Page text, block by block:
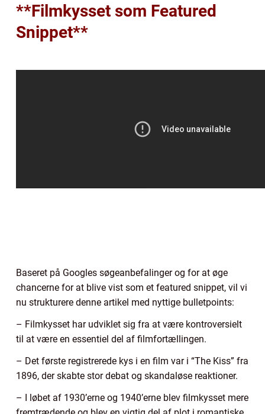
**Filmkysset som Featured
Snippet**
Baseret på Googles søgeanbefalinger og for at øge
chancerne for at blive vist som et featured snippet, vil vi
nu strukturere denne artikel med nyttige bulletpoints:
– Filmkysset har udviklet sig fra at være kontroversielt
til at være en essentiel del af filmfortællingen.
– Det første registrerede kys i en film var i “The Kiss” fra
1896, der skabte stor debat og skandaløse reaktioner.
– I løbet af 1930’erne og 1940’erne blev filmkysset mere